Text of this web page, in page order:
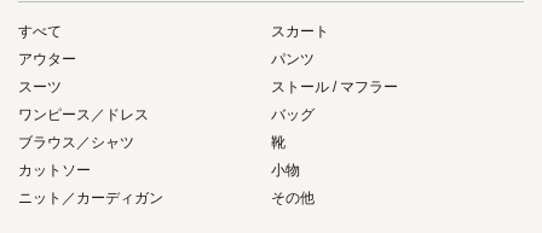
すべて
アウター
スーツ
ワンピース／ドレス
ブラウス／シャツ
カットソー
ニット／カーディガン
スカート
パンツ
ストール / マフラー
バッグ
靴
小物
その他